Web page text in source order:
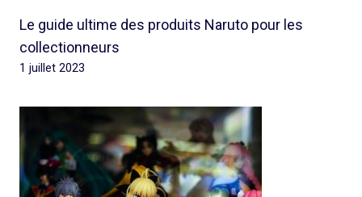
Le guide ultime des produits Naruto pour les
collectionneurs
1 juillet 2023